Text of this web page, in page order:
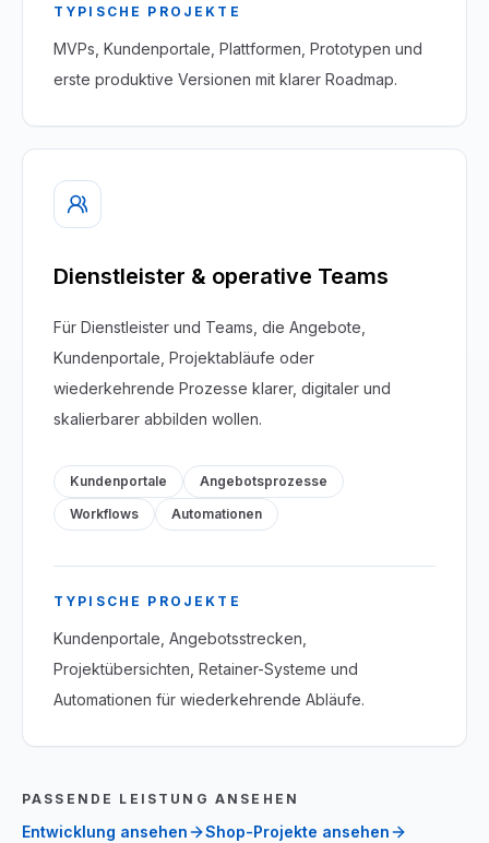
TYPISCHE PROJEKTE
MVPs, Kundenportale, Plattformen, Prototypen und
erste produktive Versionen mit klarer Roadmap.
Dienstleister & operative Teams
Für Dienstleister und Teams, die Angebote,
Kundenportale, Projektabläufe oder
wiederkehrende Prozesse klarer, digitaler und
skalierbarer abbilden wollen.
Kundenportale
Angebotsprozesse
Workflows
Automationen
TYPISCHE PROJEKTE
Kundenportale, Angebotsstrecken,
Projektübersichten, Retainer-Systeme und
Automationen für wiederkehrende Abläufe.
PASSENDE LEISTUNG ANSEHEN
Entwicklung ansehen
Shop-Projekte ansehen